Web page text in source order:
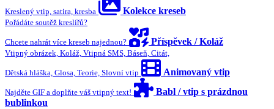
Kreslený vtip, satira, kresba Kolekce kreseb
Pořádáte soutěž kreslířů?
Chcete nahrát více kreseb najednou? Příspěvek / Koláž
Vtipný obrázek, Koláž, Vtipná SMS, Báseň, Citát,
Dětská hláška, Glosa, Teorie, Slovní vtip Animovaný vtip
Najděte GIF a doplňte váš vtipný text!
Babl / vtip s prázdnou
bublinkou